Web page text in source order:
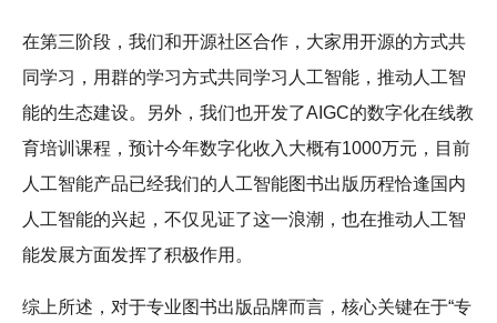
在第三阶段，我们和开源社区合作，大家用开源的方式共
同学习，用群的学习方式共同学习人工智能，推动人工智
能的生态建设。另外，我们也开发了AIGC的数字化在线教
育培训课程，预计今年数字化收入大概有1000万元，目前
人工智能产品已经我们的人工智能图书出版历程恰逢国内
人工智能的兴起，不仅见证了这一浪潮，也在推动人工智
能发展方面发挥了积极作用。
综上所述，对于专业图书出版品牌而言，核心关键在于“专